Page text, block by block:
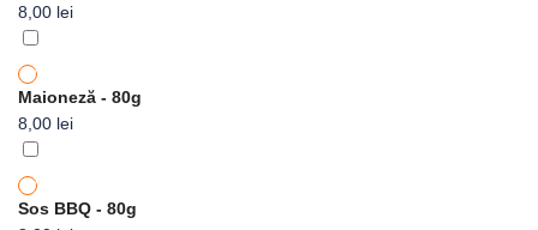
8,00 lei
Maioneză - 80g
8,00 lei
Sos BBQ - 80g